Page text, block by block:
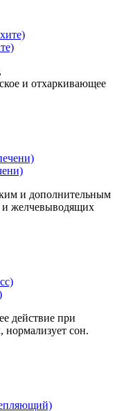
и отхаркивающее
и дополнительным
и желчевыводящих
действие при
нормализует сон.